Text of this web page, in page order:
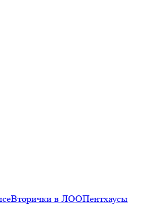
Вторички в ЛООПентхаусы